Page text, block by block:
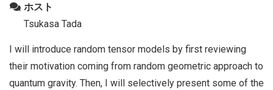
ホスト
Tsukasa Tada
I will introduce random tensor models by first reviewing
their motivation coming from random geometric approach to
quantum gravity. Then, I will selectively present some of the